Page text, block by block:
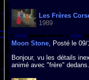
Les Frères
1989
Moon Stone, Posté le 09/
Bonjour, vu les détails
animé avec "frère"